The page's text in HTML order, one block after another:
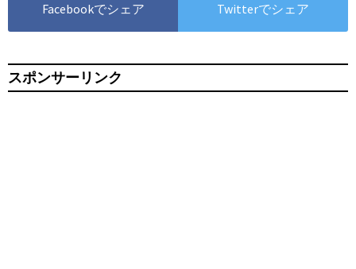
Facebookでシェア Twitterでシェア
スポンサーリンク